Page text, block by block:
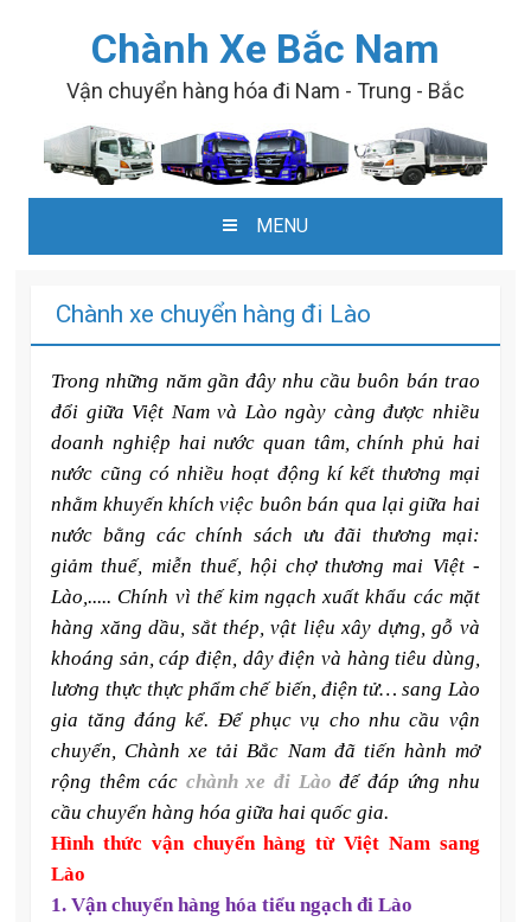
Chành Xe Bắc Nam
Vận chuyển hàng hóa đi Nam - Trung - Bắc
MENU
Chành xe chuyển hàng đi Lào
Trong những năm gần đây nhu cầu buôn bán trao
đổi giữa Việt Nam và Lào ngày càng được nhiều
doanh nghiệp hai nước quan tâm, chính phủ hai
nước cũng có nhiều hoạt động kí kết thương mại
nhằm khuyến khích việc buôn bán qua lại giữa hai
nước bằng các chính sách ưu đãi thương mại:
giảm thuế, miễn thuế, hội chợ thương mai Việt -
Lào,..... Chính vì thế kim ngạch xuất khẩu các mặt
hàng xăng dầu, sắt thép, vật liệu xây dựng, gỗ và
khoáng sản, cáp điện, dây điện và hàng tiêu dùng,
lương thực thực phẩm chế biến, điện tử… sang Lào
gia tăng đáng kể. Để phục vụ cho nhu cầu vận
chuyển, Chành xe tải Bắc Nam đã tiến hành mở
rộng thêm các chành xe đi Lào để đáp ứng nhu
cầu chuyển hàng hóa giữa hai quốc gia.
Hình thức vận chuyển hàng từ Việt Nam sang
Lào
1. Vận chuyển hàng hóa tiểu ngạch đi Lào